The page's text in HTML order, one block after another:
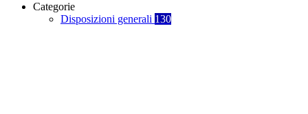
Categorie
Disposizioni generali 130